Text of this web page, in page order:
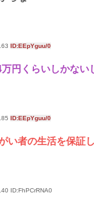
ID:EEpYguu/0
円くらいしかない
ID:EEpYguu/0
い者の生活を保証
ID:FhPCrRNA0